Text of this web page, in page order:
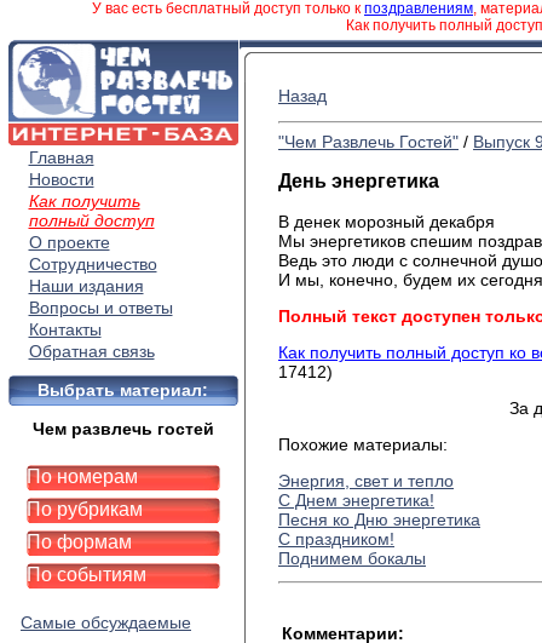
У вас есть бесплатный доступ только к поздравлениям,
Как получить полный
Главная
Новости
Как получить
полный доступ
О проекте
Сотрудничество
Наши издания
Вопросы и ответы
Контакты
Обратная связь
Выбрать материал:
Чем развлечь гостей
По номерам
По рубрикам
По формам
По событиям
Самые обсуждаемые
Назад
"Чем Развлечь Гостей" / Выпуск
День энергетика
В денек морозный декабря
Мы энергетиков спешим
Ведь это люди с солнечной
И мы, конечно, будем их
Полный текст доступен
Как получить полный доступ ко
17412)
За
Похожие материалы:
Энергия, свет и тепло
С Днем энергетика!
Песня ко Дню энергетика
С праздником!
Поднимем бокалы
Комментарии: